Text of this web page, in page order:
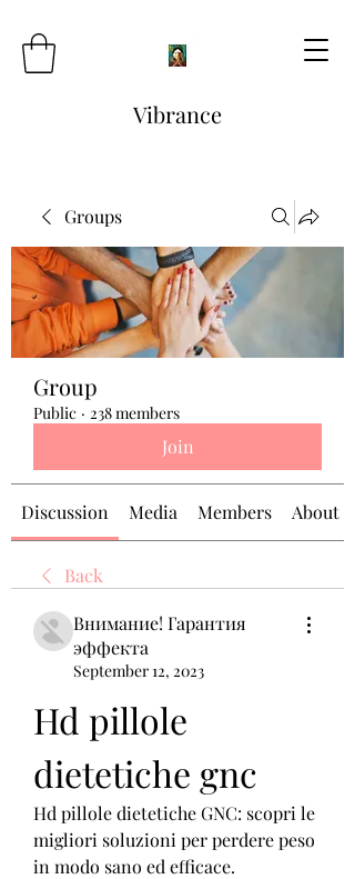
Vibrance
Groups
Group
Public · 238 members
Join
Discussion Media Members About
Back
Внимание! Гарантия
эффекта
September 12, 2023
Hd pillole
dietetiche gnc
Hd pillole dietetiche GNC: scopri le
migliori soluzioni per perdere peso
in modo sano ed efficace.